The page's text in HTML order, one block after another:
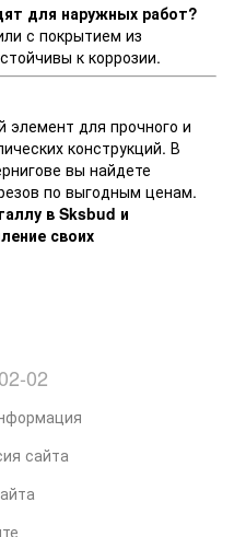
для наружных работ?
с покрытием из
к коррозии.
для прочного и
конструкций. В
вы найдете
по выгодным ценам.
в Sksbud и
своих
02
сайта